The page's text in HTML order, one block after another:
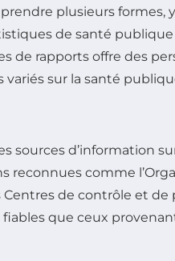
plusieurs formes,
de santé publique
de rapports offre des
sur la santé
sources d’information
reconnues comme
Centres de contrôle et
que ceux